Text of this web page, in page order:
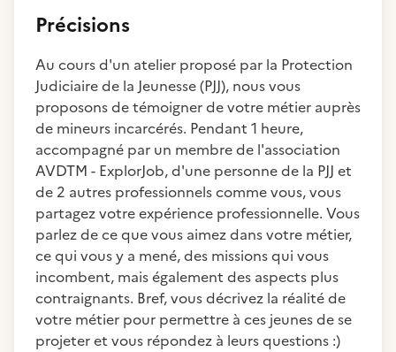
Précisions
Au cours d'un atelier proposé par la Protection
Judiciaire de la Jeunesse (PJJ), nous vous
proposons de témoigner de votre métier auprès
de mineurs incarcérés. Pendant 1 heure,
accompagné par un membre de l'association
AVDTM - ExplorJob, d'une personne de la PJJ et
de 2 autres professionnels comme vous, vous
partagez votre expérience professionnelle. Vous
parlez de ce que vous aimez dans votre métier,
ce qui vous y a mené, des missions qui vous
incombent, mais également des aspects plus
contraignants. Bref, vous décrivez la réalité de
votre métier pour permettre à ces jeunes de se
projeter et vous répondez à leurs questions :)